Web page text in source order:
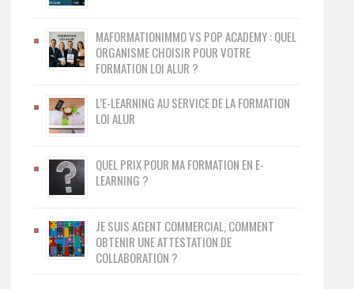
MAFORMATIONIMMO VS POP ACADEMY : QUEL
ORGANISME CHOISIR POUR VOTRE
FORMATION LOI ALUR ?
L’E-LEARNING AU SERVICE DE LA FORMATION
LOI ALUR
QUEL PRIX POUR MA FORMATION EN E-
LEARNING ?
JE SUIS AGENT COMMERCIAL, COMMENT
OBTENIR UNE ATTESTATION DE
COLLABORATION ?